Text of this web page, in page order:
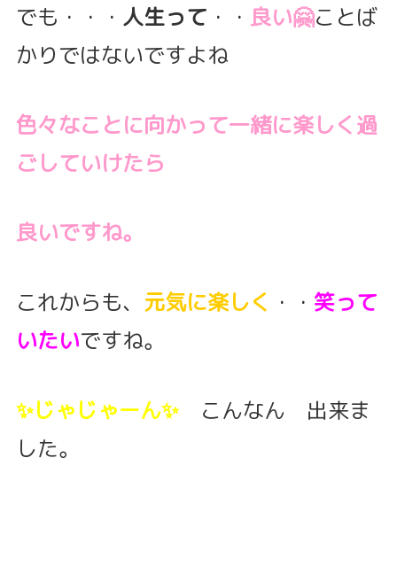
でも・・・ 人生って ・・ 良い🤗ことば
かりではないですよね
色々なことに向かって一緒に楽しく過
ごしていけたら
良いですね。
これからも、 元気に楽しく ・・ 笑って
いたいですね。
✨じゃじゃーん✨こんなん 出来ま
した。